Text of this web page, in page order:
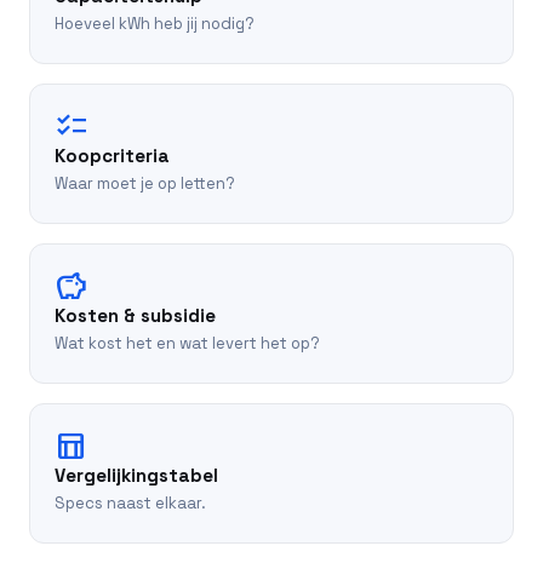
Hoeveel kWh heb jij nodig?
checklist
Koopcriteria
Waar moet je op letten?
savings
Kosten & subsidie
Wat kost het en wat levert het op?
table_chart
Vergelijkingstabel
Specs naast elkaar.